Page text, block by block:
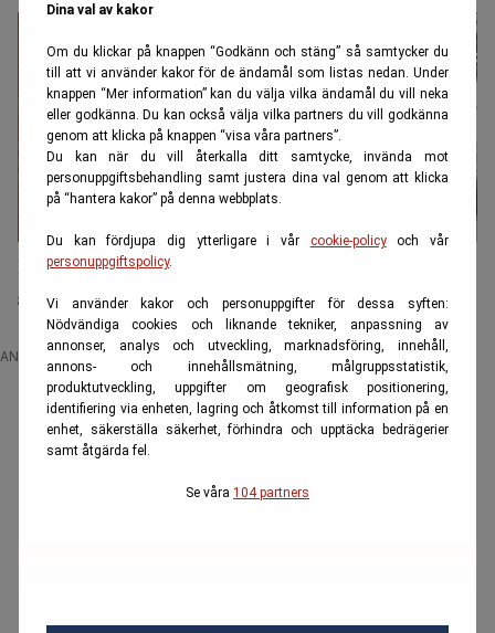
Dina val av kakor
Om du klickar på knappen “Godkänn och stäng” så samtycker du
till att vi använder kakor för de ändamål som listas nedan. Under
knappen “Mer information” kan du välja vilka ändamål du vill neka
eller godkänna. Du kan också välja vilka partners du vill godkänna
genom att klicka på knappen “visa våra partners”.
Du kan när du vill återkalla ditt samtycke, invända mot
personuppgiftsbehandling samt justera dina val genom att klicka
på “hantera kakor” på denna webbplats.
Du kan fördjupa dig ytterligare i vår cookie-policyoch vår
personuppgiftspolicy.
Vi använder kakor och personuppgifter för dessa syften:
Nödvändiga cookies och liknande tekniker, anpassning av
annonser, analys och utveckling, marknadsföring, innehåll,
annons- och innehållsmätning, målgruppsstatistik,
produktutveckling, uppgifter om geografisk positionering,
identifiering via enheten, lagring och åtkomst till information på en
enhet, säkerställa säkerhet, förhindra och upptäcka bedrägerier
samt åtgärda fel.
Se våra 104 partners
Kraftig hyreshöjning stoppas – lättnad för tusentals
svenskar
ANNONS